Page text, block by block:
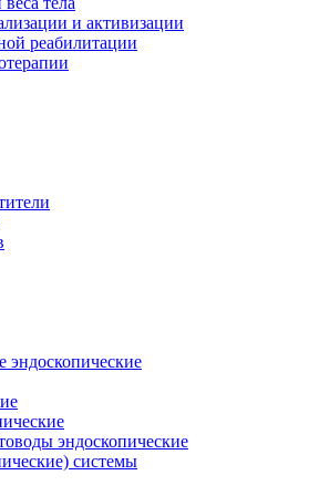
и активизации
реабилитации
эндоскопические
системы